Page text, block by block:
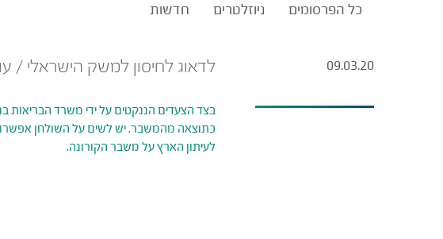
כל הפרסומים ניוזלטרים חדשות
09.03.20 לדאוג לחיסון למשק הישראלי /
בצד הצעדים הננקטים על ידי משרד הבריאות
כתוצאה מהמשבר. יש לשים על השולחן
לעיתון הארץ על משבר הקורונה.